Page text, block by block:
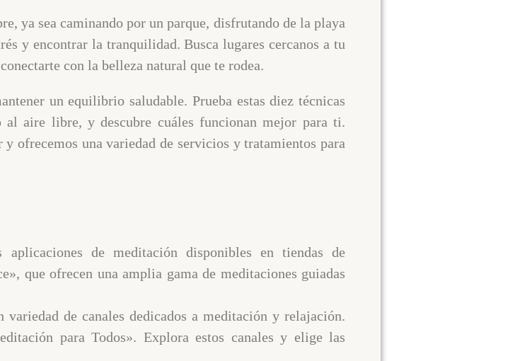
ya sea caminando por un parque, disfrutando de la playa
y encontrar la tranquilidad. Busca lugares cercanos a tu
con la belleza natural que te rodea.
un equilibrio saludable. Prueba estas diez técnicas
al aire libre, y descubre cuáles funcionan mejor para ti.
ofrecemos una variedad de servicios y tratamientos para
de meditación disponibles en tiendas de
que ofrecen una amplia gama de meditaciones guiadas
variedad de canales dedicados a meditación y relajación.
para Todos». Explora estos canales y elige las